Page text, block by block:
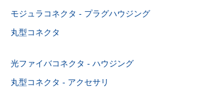
モジュラコネクタ - プラグハウジング
丸型コネクタ
光ファイバコネクタ - ハウジング
丸型コネクタ - アクセサリ